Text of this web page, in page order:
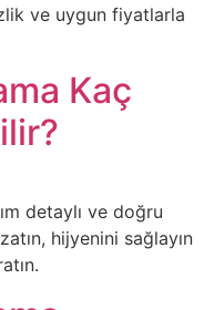
ve uygun fiyatlarla
Kaç
detaylı ve doğru
hijyenini sağlayın